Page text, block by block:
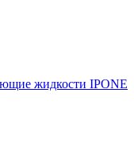
жидкости IPONE